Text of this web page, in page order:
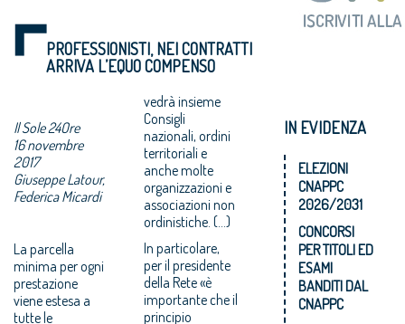
PROFESSIONISTI, NEI CONTRATTI
ARRIVA L’EQUO COMPENSO
Il Sole 24Ore
16 novembre
2017
Giuseppe Latour,
Federica Micardi
La parcella
minima per ogni
prestazione
viene estesa a
tutte le
vedrà insieme
Consigli
nazionali, ordini
territoriali e
anche molte
organizzazioni e
associazioni non
ordinistiche. (...)
In particolare,
per il presidente
della Rete «è
importante che il
principio
IN EVIDENZA
ELEZIONI
CNAPPC
2026/2031
CONCORSI
PER TITOLI ED
ESAMI
BANDITI DAL
CNAPPC